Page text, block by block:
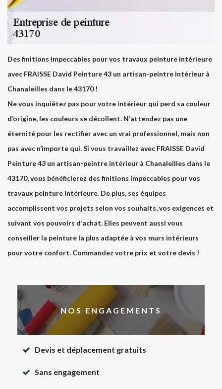
Des finitions impeccables pour vos travaux peinture intérieure
avec FRAISSE David Peinture 43 un artisan-peintre intérieur à
Chanaleilles dans le 43170 !
Ne vous inquiétez pas pour votre intérieur qui perd sa couleur
d’origine, les couleurs se décollent. N’attendez pas une
éternité pour les rectifier avec un vrai professionnel, mais non
pas avec n’importe qui. Si vous travaillez avec FRAISSE David
Peinture 43 un artisan-peintre intérieur à Chanaleilles dans le
43170, vous bénéficierez des finitions impeccables pour vos
travaux peinture intérieure. De plus, ses équipes
accomplissent vos projets selon vos souhaits, vos exigences et
suivant vos pouvoirs d’achat. Elles peuvent aussi vous
conseiller la peinture la plus adaptée à vos murs intérieurs
pour votre confort. Commandez votre prix et votre devis !
NOS ENGAGEMENTS
Devis et déplacement gratuits
Sans engagement